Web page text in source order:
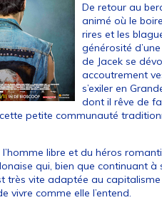
De retour au
animé où le
rires et les
générosité
de Jacek se
accoutrement
s’exiler en
dont il rêve de
petite communauté
libre et du héros
qui, bien que continuant
très vite adaptée au
vivre comme elle l’entend.